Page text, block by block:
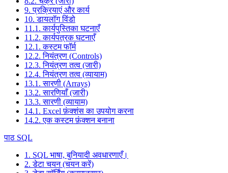
9. प्रक्रियाएं और कार्य
10. डायलॉग विंडो
11.1. कार्यपुस्तिका घटनाएँ
11.2. कार्यपत्रक घटनाएँ
12.1. कस्टम फॉर्म
12.2. नियंत्रण (Controls)
12.3. नियंत्रण तत्व (जारी)
12.4. नियंत्रण तत्व (व्यायाम)
13.1. सारणी (Arrays)
13.2. सारणियाँ (जारी)
13.3. सारणी (व्यायाम)
14.1. Excel फ़ंक्शंस का उपयोग करना
14.2. एक कस्टम फ़ंक्शन बनाना
पाठ SQL
1. SQL भाषा, बुनियादी अवधारणाएँ।
2. डेटा चयन (चयन करें)